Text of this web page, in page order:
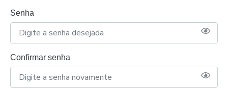
Senha
Confirmar senha